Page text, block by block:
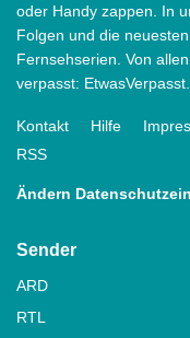
oder Handy zappen. In
Folgen und die
Fernsehserien. Von
verpasst:
Kontakt Hilfe
RSS
Ändern
Sender
ARD
RTL